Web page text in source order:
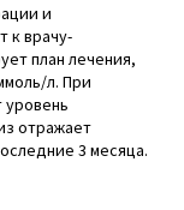
и
к врачу-
план лечения,
л. При
уровень
отражает
3 месяца.